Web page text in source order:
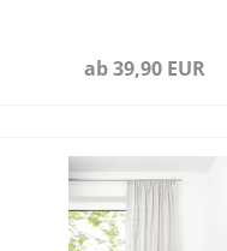
ab 39,90 EUR